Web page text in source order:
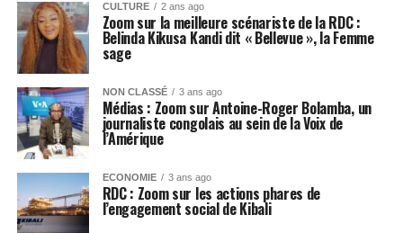
CULTURE 2 ans ago
Zoom sur la meilleure scénariste de la RDC :
Belinda Kikusa Kandi dit « Bellevue », la Femme
sage
NON CLASSÉ 3 ans ago
Médias : Zoom sur Antoine-Roger Bolamba, un
journaliste congolais au sein de la Voix de
l’Amérique
ECONOMIE 3 ans ago
RDC : Zoom sur les actions phares de
l’engagement social de Kibali